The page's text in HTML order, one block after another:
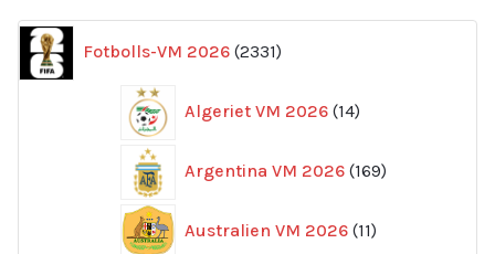
Fotbolls-VM 2026 2331
produkter
Algeriet VM 2026 14
produkter
Argentina VM 2026 169
produkter
Australien VM 2026 11
produkter